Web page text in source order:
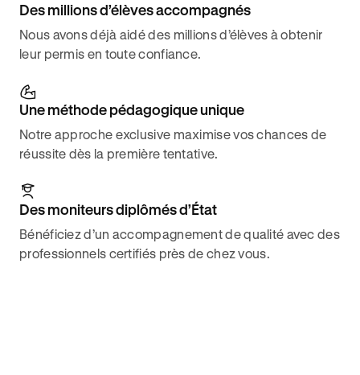
Des millions d’élèves accompagnés
Nous avons déjà aidé des millions d’élèves à obtenir
leur permis en toute confiance.
Une méthode pédagogique unique
Notre approche exclusive maximise vos chances de
réussite dès la première tentative.
Des moniteurs diplômés d’État
Bénéficiez d’un accompagnement de qualité avec des
professionnels certifiés près de chez vous.